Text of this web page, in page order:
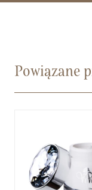
Powiązane